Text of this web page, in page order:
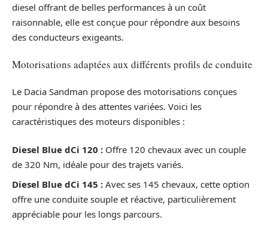
diesel offrant de belles performances à un coût
raisonnable, elle est conçue pour répondre aux besoins
des conducteurs exigeants.
Motorisations adaptées aux différents profils de conduite
Le Dacia Sandman propose des motorisations conçues
pour répondre à des attentes variées. Voici les
caractéristiques des moteurs disponibles :
Diesel Blue dCi 120 : Offre 120 chevaux avec un couple
de 320 Nm, idéale pour des trajets variés.
Diesel Blue dCi 145 : Avec ses 145 chevaux, cette option
offre une conduite souple et réactive, particulièrement
appréciable pour les longs parcours.